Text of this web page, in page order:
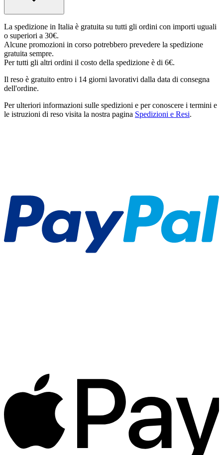
La spedizione in Italia è gratuita su tutti gli ordini con importi uguali
o superiori a 30€.
Alcune promozioni in corso potrebbero prevedere la spedizione
gratuita sempre.
Per tutti gli altri ordini il costo della spedizione è di 6€.
Il reso è gratuito entro i 14 giorni lavorativi dalla data di consegna
dell'ordine.
Per ulteriori informazioni sulle spedizioni e per conoscere i termini e
le istruzioni di reso visita la nostra pagina Spedizioni e Resi.